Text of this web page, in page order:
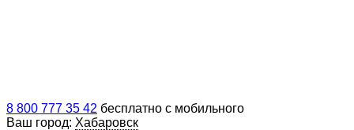
8 800 777 35 42 бесплатно с мобильного
Ваш город: Хабаровск